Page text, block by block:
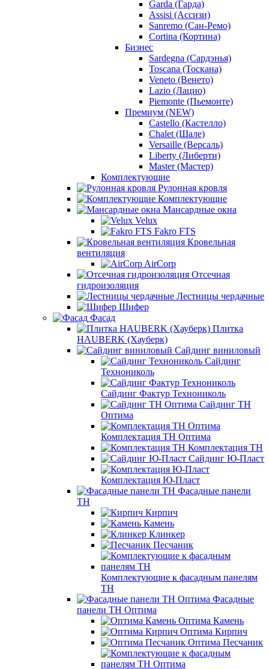
Garda (Гарда)
Assisi (Ассизи)
Sanremo (Сан-Ремо)
Cortina (Кортина)
Бизнес
Sardegna (Сардэнья)
Toscana (Тоскана)
Veneto (Венето)
Lazio (Лацио)
Piemonte (Пьемонте)
Премиум (NEW)
Castello (Кастелло)
Chalet (Шале)
Versaille (Версаль)
Liberty (Либерти)
Master (Мастер)
Комплектующие
Рулонная кровля
Комплектующие
Мансардные окна
Velux
Fakro FTS
Кровельная
вентиляция
AirCorp
Отсечная
гидроизоляция
Лестницы чердачные
Шифер
Фасад
Плитка
HAUBERK (Хауберк)
Сайдинг виниловый
Сайдинг
Технониколь
Сайдинг Фактур Технониколь
Сайдинг ТН
Оптима
Комплектация ТН Оптима
Комплектация ТН
Сайдинг Ю-Пласт
Комплектация Ю-Пласт
Фасадные панели
ТН
Кирпич
Камень
Клинкер
Песчаник
Комплектующие к фасадным панелям
ТН
Фасадные
панели ТН Оптима
Оптима Камень
Оптима Кирпич
Оптима Песчаник